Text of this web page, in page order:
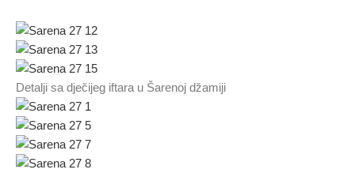
Detalji sa dječijeg iftara u Šarenoj džamiji